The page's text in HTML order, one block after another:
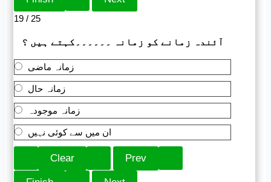
19 / 25
آئندہ زمانے کو زمانہ ۔۔۔۔۔۔کہتے ہیں ؟
زمانہ ماضی
زمانہ حال
زمانہ موجودہ
ان میں سے کوئی نہیں